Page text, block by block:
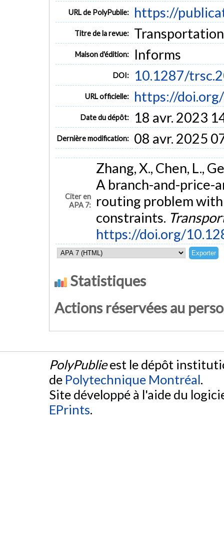
URL de PolyPublie: https://
Titre de la revue:
Maison d'édition: Informs
DOI: 10.1287/
URL officielle: https://
Date du dépôt: 18 avr. 2023
Dernière modification: 08 avr. 2025
Citer en
APA 7:
Zhang, X., Chen, L.,
A branch-and-price-
routing problem
constraints.
https://doi.org/
Statistiques
Actions réservées au
PolyPublieest le dépôt
de Polytechnique Montréal.
Site développé à l'aide du
EPrints.